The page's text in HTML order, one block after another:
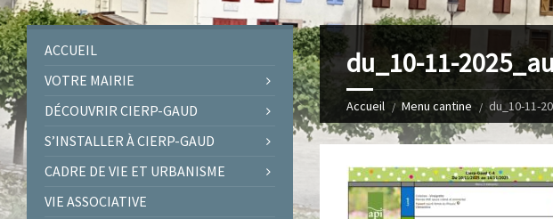
du_10-11-
Accueil Menu cantine du_10-11-
ACCUEIL
VOTRE MAIRIE
DÉCOUVRIR CIERP-GAUD
S’INSTALLER À CIERP-GAUD
CADRE DE VIE ET URBANISME
VIE ASSOCIATIVE